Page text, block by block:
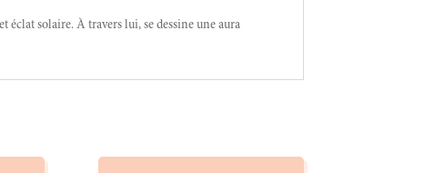
solaire. À travers lui, se dessine une aura